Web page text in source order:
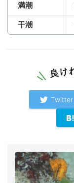
満潮
干潮
Twitter